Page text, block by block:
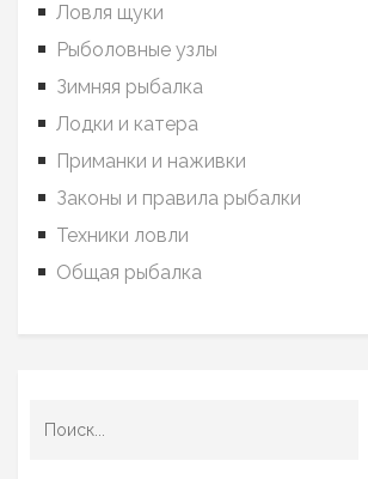
Ловля щуки
Рыболовные узлы
Зимняя рыбалка
Лодки и катера
Приманки и наживки
Законы и правила рыбалки
Техники ловли
Общая рыбалка